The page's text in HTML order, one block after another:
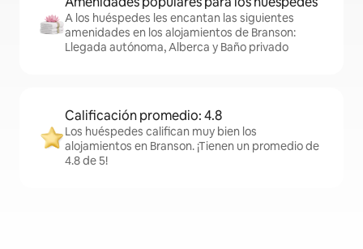
A los huéspedes les encantan las siguientes
amenidades en los alojamientos de Branson:
Llegada autónoma, Alberca y Baño privado
Calificación promedio: 4.8
Los huéspedes califican muy bien los
alojamientos en Branson. ¡Tienen un promedio de
4.8 de 5!